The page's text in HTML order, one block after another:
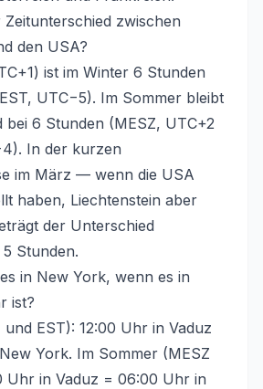
zwischen
den USA?
ist im Winter 6 Stunden
UTC−5). Im Sommer bleibt
bei 6 Stunden (MESZ, UTC+2
In der kurzen
im März — wenn die USA
haben, Liechtenstein aber
der Unterschied
Stunden.
in New York, wenn es in
ist?
EST): 12:00 Uhr in Vaduz
York. Im Sommer (MESZ
Uhr in Vaduz = 06:00 Uhr in